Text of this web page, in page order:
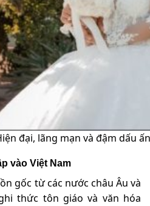
đại, lãng mạn và đậm dấu
vào Việt Nam
gốc từ các nước châu Âu và
thức tôn giáo và văn hóa